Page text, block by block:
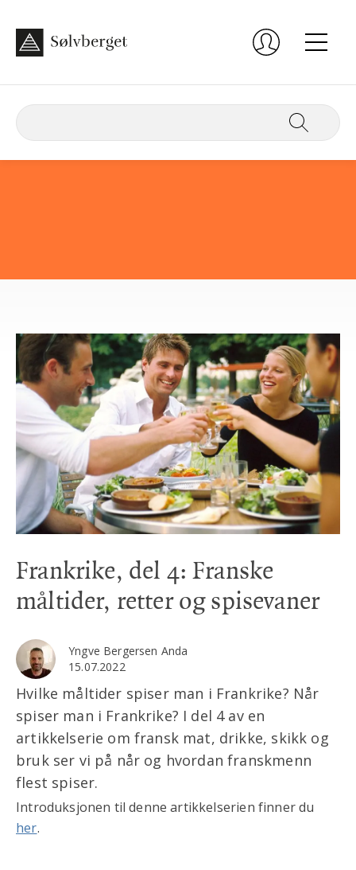
Frankrike, del 4: Franske
måltider, retter og spisevaner
Yngve Bergersen Anda
15.07.2022
Hvilke måltider spiser man i Frankrike? Når
spiser man i Frankrike? I del 4 av en
artikkelserie om fransk mat, drikke, skikk og
bruk ser vi på når og hvordan franskmenn
flest spiser.
Introduksjonen til denne artikkelserien finner du
her.